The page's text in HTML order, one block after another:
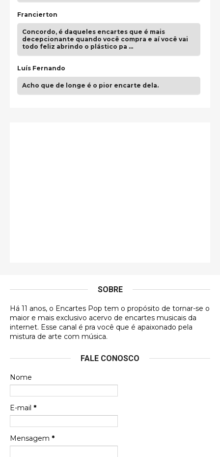
Francierton
Concordo, é daqueles encartes que é mais
decepcionante quando você compra e aí você vai
todo feliz abrindo o plástico pa …
Luís Fernando
Acho que de longe é o pior encarte dela.
DVD MIDINHO
Francierton
futuras aquisições, e olhando o encarte aqui, me
Francierton
Espero que tenham sentido minha falta, informo
que estou de volta para trazer mais contribuições
SOBRE
Há 11 anos, o Encartes Pop tem o propósito de tornar-se o
maior e mais exclusivo acervo de encartes musicais da
internet. Esse canal é pra você que é apaixonado pela
mistura de arte com música.
FALE CONOSCO
Nome
E-mail *
Mensagem *